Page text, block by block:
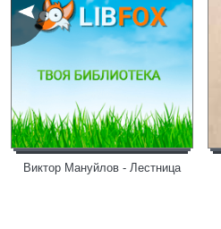
Виктор Мануйлов - Лестница